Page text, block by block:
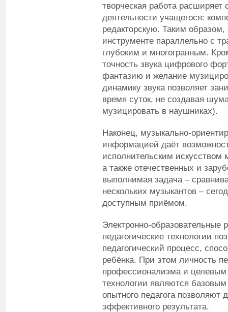
творческая работа
деятельности учащегося:
редакторскую. Таким
инструменте параллельно с
глубоким и многогранным.
точность звука цифрового
фантазию и желание
динамику звука позволяет
время суток, не создавая
музицировать в наушниках).
Наконец, музыкально-
информацией даёт
исполнительским искусством
а также отечественных и
выполнимая задача –
нескольких музыкантов –
доступным приёмом.
Электронно-образовательные
педагогические технологии
педагогический процесс,
ребёнка. При этом личность
профессионализма и
технологии являются
опытного педагога позволяют
эффективного результата.